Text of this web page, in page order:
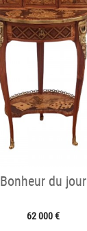
Bonheur du jour
62 000 €